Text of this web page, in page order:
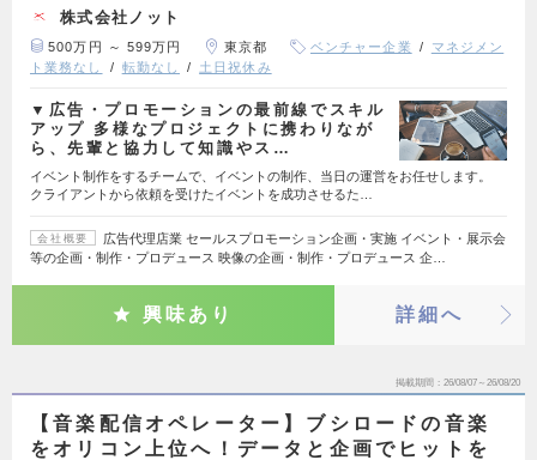
株式会社ノット
500万円 ～ 599万円 東京都 ベンチャー企業
マネジメン
ト業務なし
転勤なし 土日祝休み
▼広告・プロモーションの最前線でスキル
アップ 多様なプロジェクトに携わりなが
ら、先輩と協力して知識やス…
イベント制作をするチームで、イベントの制作、当日の運営をお任せします。
クライアントから依頼を受けたイベントを成功させるた…
会社概要
広告代理店業 セールスプロモーション企画・実施 イベント・展示会
等の企画・制作・プロデュース 映像の企画・制作・プロデュース 企…
興味あり 詳細へ
掲載期間 26/08/07～26/08/20
【音楽配信オペレーター】ブシロードの音楽
をオリコン上位へ！データと企画でヒットを